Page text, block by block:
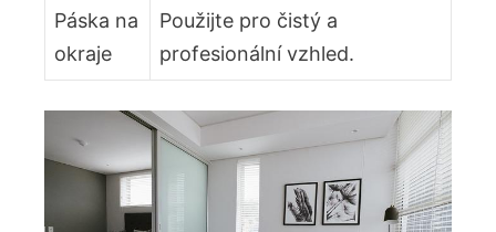
Páska na
okraje
Použijte pro čistý a
profesionální vzhled.